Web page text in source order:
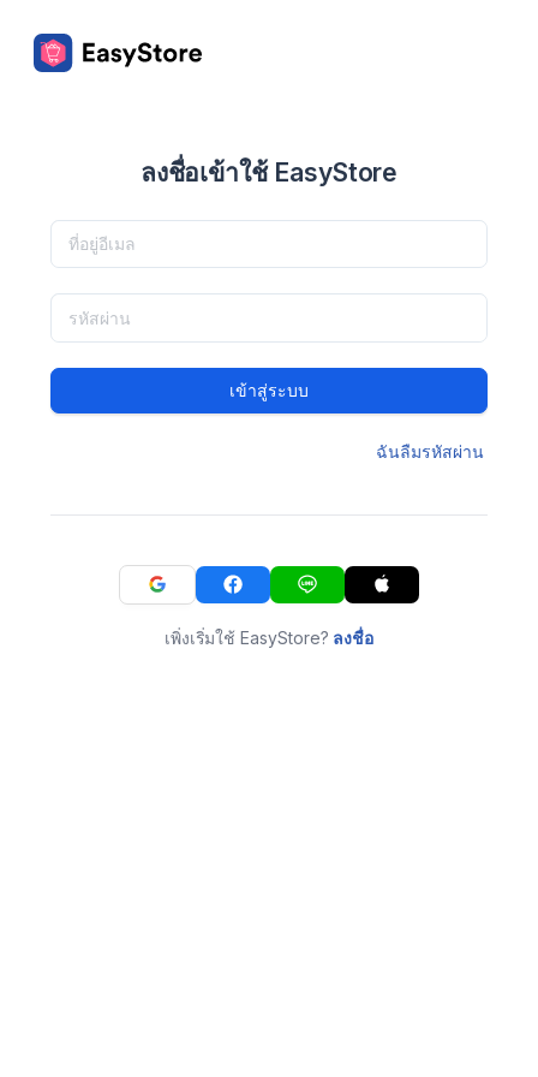
ลงชื่อเข้าใช้ EasyStore
เข้าสู่ระบบ
ฉันลืมรหัสผ่าน
เพิ่งเริ่มใช้ EasyStore? ลงชื่อ